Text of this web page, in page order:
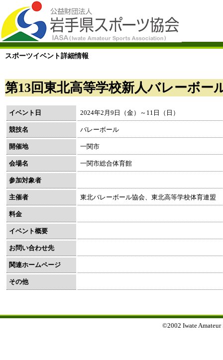
スポーツイベント詳細情報
第13回東北高等学校新人バレーボー
イベント日 2024年2月9日（金）～11日（日）
競技名 バレーボール
開催地 一関市
会場名 一関市総合体育館
参加対象者
主催者 東北バレーボール協会、東北高等学校体育連盟
料金
イベント概要
お問い合わせ先
関連ホームページ
その他
©2002 Iwate Amateur